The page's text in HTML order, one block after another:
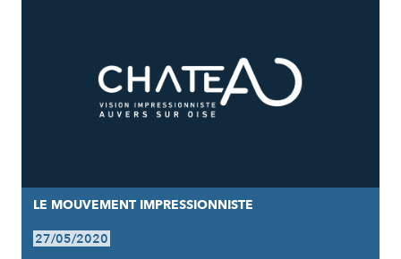
LE MOUVEMENT IMPRESSIONNISTE
27/05/2020